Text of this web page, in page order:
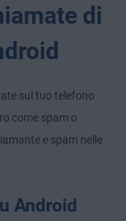
di
sul tuo telefono
come spam o
e spam nelle
Android